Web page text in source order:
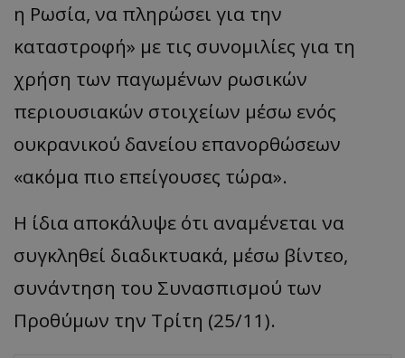
η Ρωσία, να πληρώσει για την
καταστροφή» με τις συνομιλίες για τη
χρήση των παγωμένων ρωσικών
περιουσιακών στοιχείων μέσω ενός
ουκρανικού δανείου επανορθώσεων
«ακόμα πιο επείγουσες τώρα».
Η ίδια αποκάλυψε ότι αναμένεται να
συγκληθεί διαδικτυακά, μέσω βίντεο,
συνάντηση του Συνασπισμού των
Προθύμων την Τρίτη (25/11).